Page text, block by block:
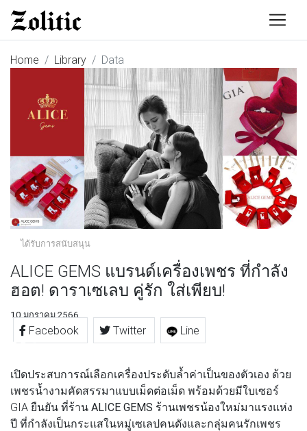
Home Library Data
ได้รับการสนับสนุน
ALICE GEMS แบรนด์เครื่องเพชร ที่กำลัง
ฮอต! ดาราเซเลบ คู่รัก ใส่เพียบ!
10 มกราคม 2566
Facebook Twitter Line
เปิดประสบการณ์เลือกเครื่องประดับล้ำค่าเป็นของตัวเอง ด้วย
เพชรน้ำงามคัดสรรมาแบบเม็ดต่อเม็ด พร้อมด้วยมีใบเซอร์
GIA ยืนยัน ที่ร้าน ALICE GEMS ร้านเพชรน้องใหม่มาแรงแห่ง
ปี ที่กำลังเป็นกระแสในหมู่เซเลปคนดังและกลุ่มคนรักเพชร